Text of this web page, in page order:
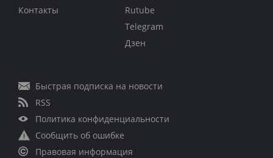
Контакты
Rutube
Telegram
Дзен
Быстрая подписка на новости
RSS
Политика конфиденциальности
Сообщить об ошибке
Правовая информация